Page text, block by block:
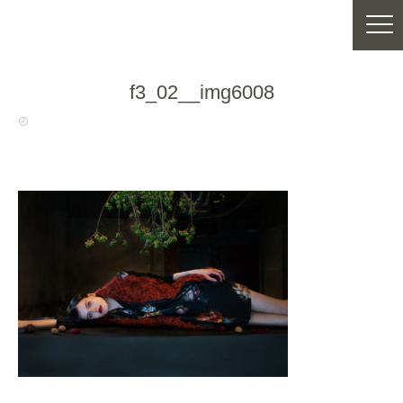
f3_02__img6008